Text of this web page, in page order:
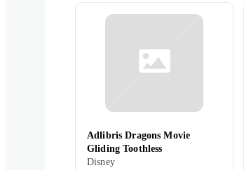
Adlibris Dragons Movie
Gliding Toothless
Disney